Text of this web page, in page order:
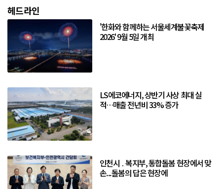
헤드라인
'한화와 함께하는 서울세계불꽃축제
2026' 9월 5일 개최
LS에코에너지, 상반기 사상 최대 실
적…매출 전년비 33% 증가
인천시 ․ 복지부, 통합돌봄 현장에서 맞
손...돌봄의 답은 현장에